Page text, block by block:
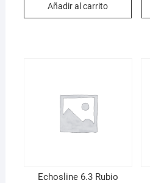
Añadir al carrito
Echosline 6.3 Rubio